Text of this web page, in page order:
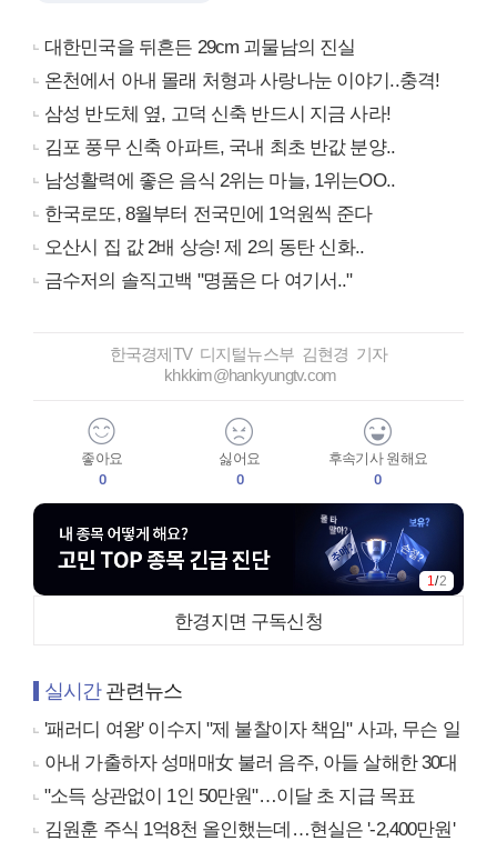
대한민국을 뒤흔든 29cm 괴물남의 진실
온천에서 아내 몰래 처형과 사랑나눈 이야기..충격!
삼성 반도체 옆, 고덕 신축 반드시 지금 사라!
김포 풍무 신축 아파트, 국내 최초 반값 분양..
남성활력에 좋은 음식 2위는 마늘, 1위는OO..
한국로또, 8월부터 전국민에 1억원씩 준다
오산시 집 값 2배 상승! 제 2의 동탄 신화..
금수저의 솔직고백 "명품은 다 여기서.."
한국경제TV 디지털뉴스부 김현경 기자
khkkim@hankyungtv.com
좋아요
0
싫어요
0
후속기사 원해요
0
1/2
한경지면 구독신청
실시간관련뉴스
'패러디 여왕' 이수지 "제 불찰이자 책임" 사과, 무슨 일
아내 가출하자 성매매女 불러 음주, 아들 살해한 30대
"소득 상관없이 1인 50만원"…이달 초 지급 목표
김원훈 주식 1억8천 올인했는데…현실은 '-2,400만원'